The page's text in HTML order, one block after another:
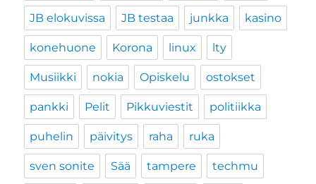
JB elokuvissa JB testaa junkka kasino
konehuone Korona linux lty
Musiikki nokia Opiskelu ostokset
pankki Pelit Pikkuviestit politiikka
puhelin päivitys raha ruka
sven sonite Sää tampere techmu